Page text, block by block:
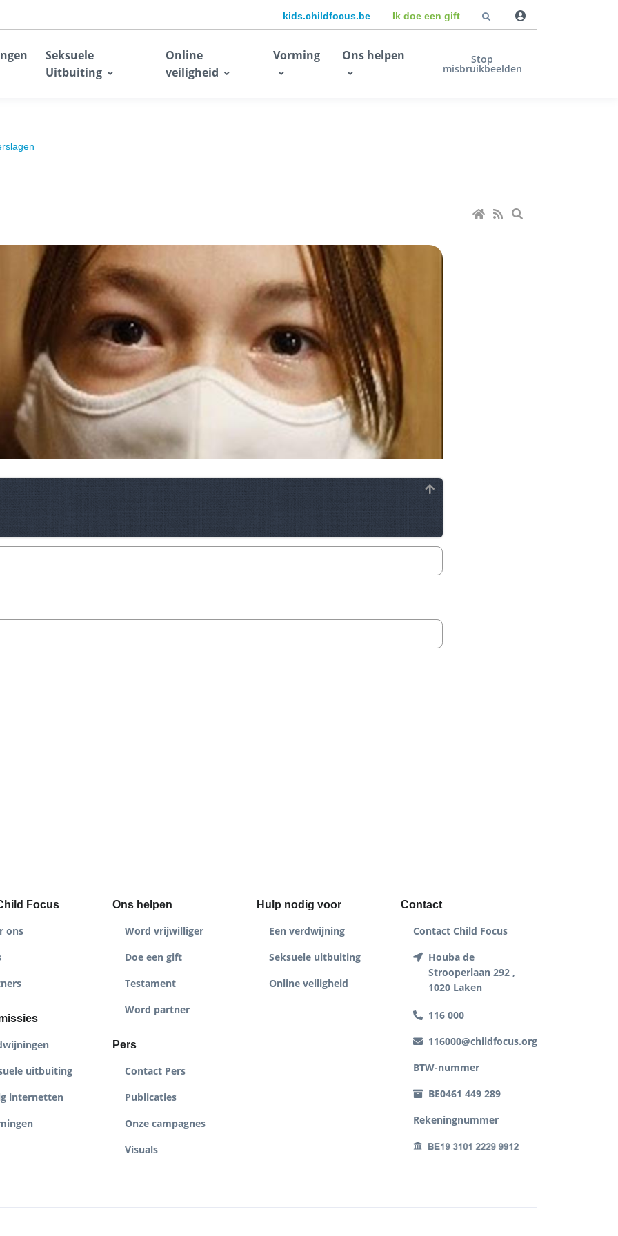
kids.childfocus.be Ik doe een gift
Seksuele
Uitbuiting
Online
veiligheid
Vorming Ons helpen Stop
misbruikbeelden
Focus
ons
uitbuiting
internetten
Ons helpen
Word vrijwilliger
Doe een gift
Testament
Word partner
Pers
Contact Pers
Publicaties
Onze campagnes
Visuals
Hulp nodig voor
Een verdwijning
Seksuele uitbuiting
Online veiligheid
Contact
Contact Child Focus
Houba de
Strooperlaan 292 ,
1020 Laken
116 000
116000@childfocus.org
BTW-nummer
BE0461 449 289
Rekeningnummer